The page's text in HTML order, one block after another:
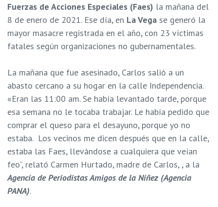
Fuerzas de Acciones Especiales (Faes) la mañana del
8 de enero de 2021. Ese día, en La Vega se generó la
mayor masacre registrada en el año, con 23 víctimas
fatales según organizaciones no gubernamentales.
La mañana que fue asesinado, Carlos salió a un
abasto cercano a su hogar en la calle Independencia.
«Eran las 11:00 am. Se había levantado tarde, porque
esa semana no le tocaba trabajar. Le había pedido que
comprar el queso para el desayuno, porque yo no
estaba. Los vecinos me dicen después que en la calle,
estaba las Faes, llevándose a cualquiera que veían
feo”, relató Carmen Hurtado, madre de Carlos, , a la
Agencia de Periodistas Amigos de la Niñez (Agencia
PANA).